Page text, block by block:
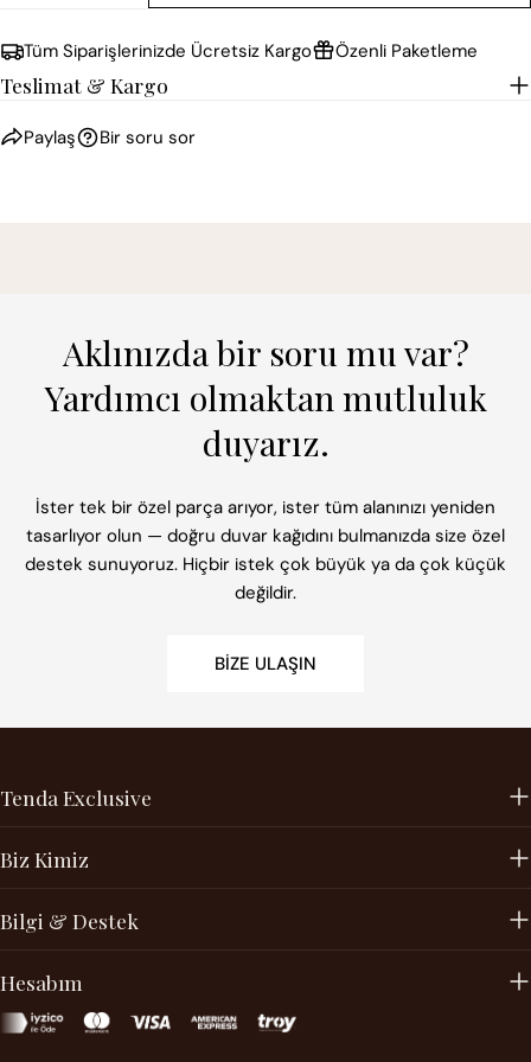
Tüm Siparişlerinizde Ücretsiz Kargo Özenli Paketleme
Teslimat & Kargo
Paylaş
paylaşPin
Bir soru sor
* işaretli alanların doldurulması zorunludur.
Aklınızda bir soru mu var?
Yardımcı olmaktan mutluluk
duyarız.
İster tek bir özel parça arıyor, ister tüm alanınızı yeniden
tasarlıyor olun — doğru duvar kağıdını bulmanızda size özel
destek sunuyoruz. Hiçbir istek çok büyük ya da çok küçük
değildir.
BIZE ULAŞIN
Tenda Exclusive
Biz Kimiz
Bilgi & Destek
Hesabım